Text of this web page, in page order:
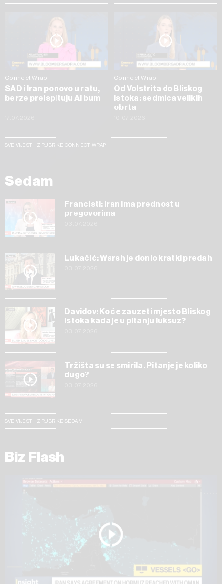
Connect Wrap
SAD i Iran ponovo u ratu,
berze preispituju AI bum
Connect Wrap
Od Volstrita do Bliskog
istoka: sedmica velikih
obrta
SVE VIJESTI IZ RUBRIKE CONNECT WRAP
Sedam
Francisti: Iran ima prednost u
pregovorima
Lukačić: Warsh je donio kratki predah
Davidov: Ko će zauzeti mjesto Bliskog
istoka kada je u pitanju luksuz?
Tržišta su se smirila. Pitanje je koliko
dugo?
SVE VIJESTI IZ RUBRIKE SEDAM
Biz Flash